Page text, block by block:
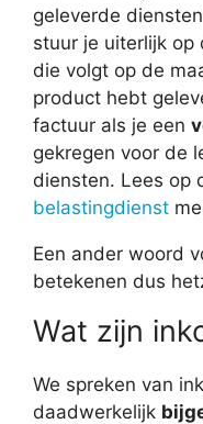
geleverde
stuur je uiterlijk op
die volgt op de
product hebt
factuur als je een
gekregen voor de
diensten. Lees op
belastingdienst
Een ander woord
betekenen dus
Wat zijn
We spreken van
daadwerkelijk